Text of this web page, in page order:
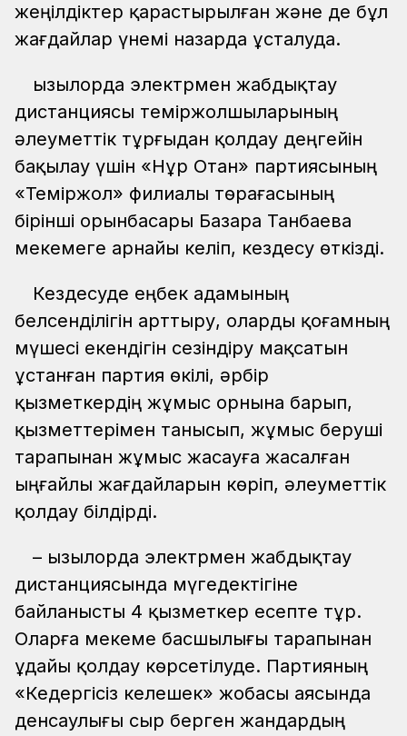
жеңілдіктер қарастырылған және де бұл
жағдайлар үнемі назарда ұсталуда.
Қызылорда электрмен жабдықтау
дистанциясы теміржолшыларының
әлеуметтік тұрғыдан қолдау деңгейін
бақылау үшін «Нұр Отан» партиясының
«Теміржол» филиалы төрағасының
бірінші орынбасары Базара Танбаева
мекемеге арнайы келіп, кездесу өткізді.
Кездесуде еңбек адамының
белсенділігін арттыру, оларды қоғамның
мүшесі екендігін сезіндіру мақсатын
ұстанған партия өкілі, әрбір
қызметкердің жұмыс орнына барып,
қызметтерімен танысып, жұмыс беруші
тарапынан жұмыс жасауға жасалған
ыңғайлы жағдайларын көріп, әлеуметтік
қолдау білдірді.
– Қызылорда электрмен жабдықтау
дистанциясында мүгедектігіне
байланысты 4 қызметкер есепте тұр.
Оларға мекеме басшылығы тарапынан
ұдайы қолдау көрсетілуде. Партияның
«Кедергісіз келешек» жобасы аясында
денсаулығы сыр берген жандардың